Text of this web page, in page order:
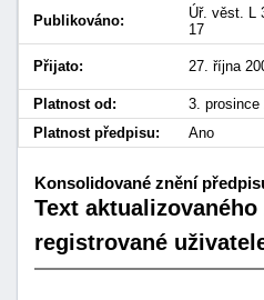
Publikováno:
Úř. věst. L
17
Přijato: 27. října
Platnost od: 3. prosince
Platnost předpisu:
Ano
Konsolidované znění
Text
registrované